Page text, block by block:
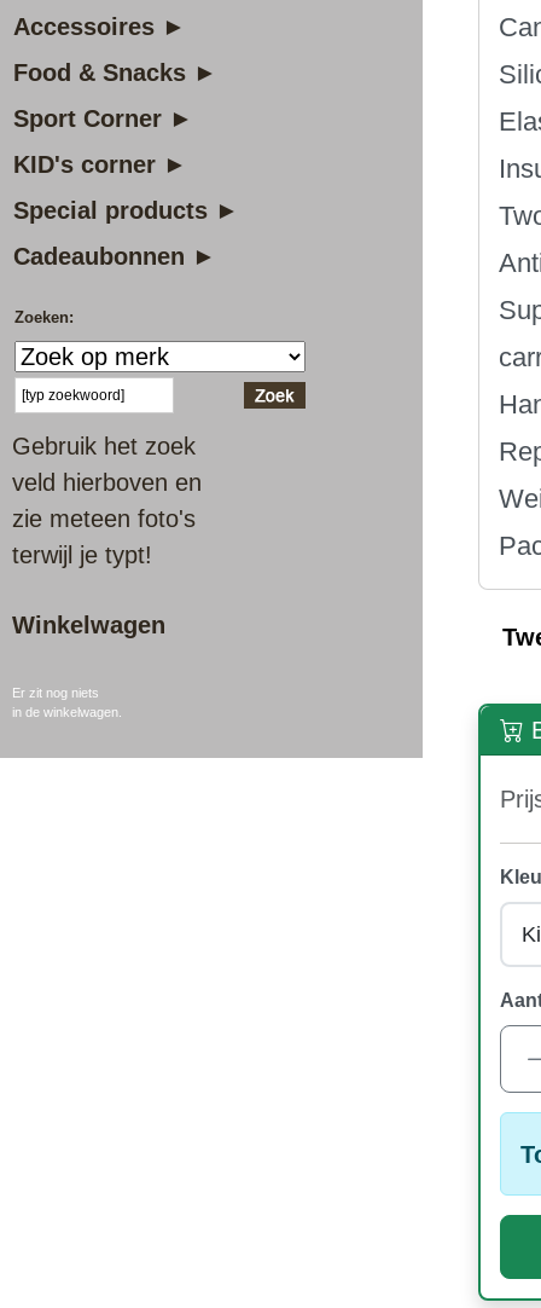
Accessoires ►
Food & Snacks ►
Sport Corner ►
KID's corner ►
Special products ►
Cadeaubonnen ►
Zoeken:
Gebruik het zoek
veld hierboven en
zie meteen foto's
terwijl je typt!
Winkelwagen
Er zit nog niets
in de winkelwagen.